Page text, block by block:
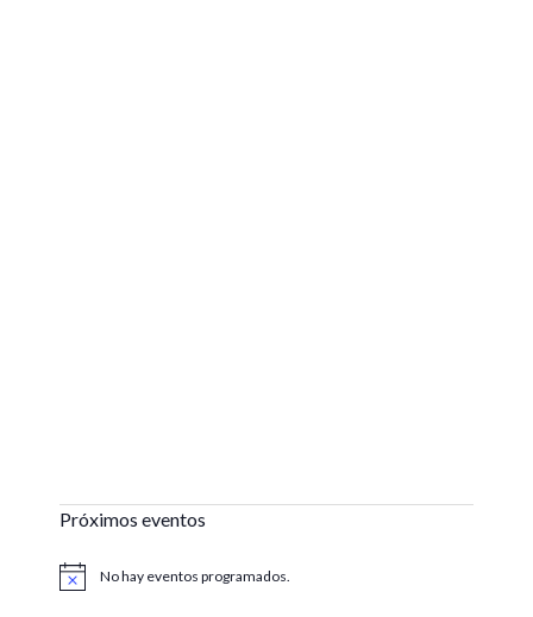
Próximos eventos
Aviso No hay eventos programados.